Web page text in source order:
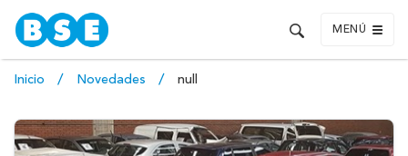
MENÚ
Inicio Novedades null